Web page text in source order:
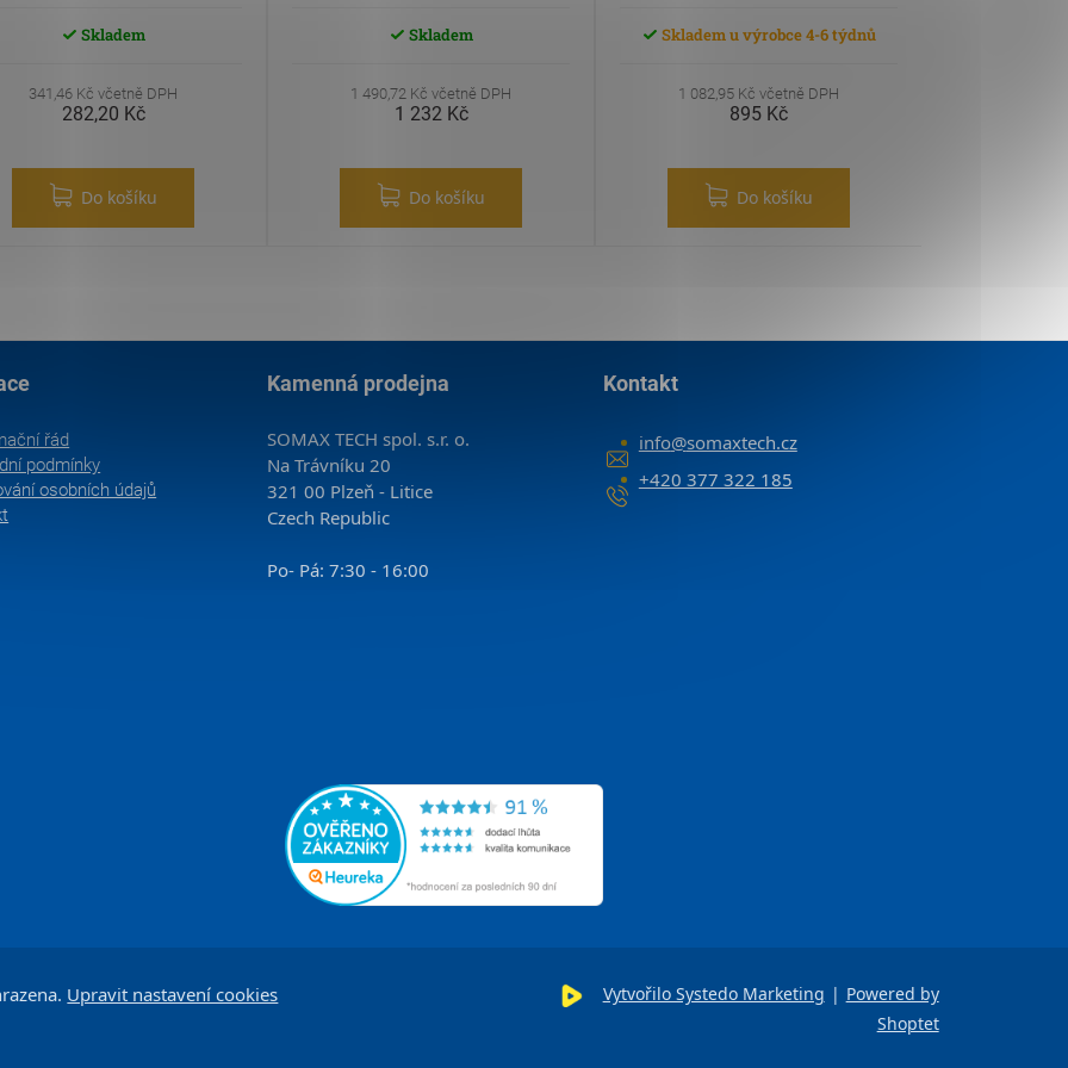
Skladem
341,46 Kč včetně DPH
282,20 Kč
Do košíku
Skladem
1 490,72 Kč včetně DPH
1 232 Kč
Do košíku
Skladem u výrobce 4-6 týdnů
1 082,95 Kč včetně DPH
895 Kč
Do košíku
řád
podmínky
osobních údajů
Kamenná prodejna
SOMAX TECH spol. s.r. o.
Na Trávníku 20
321 00 Plzeň - Litice
Czech Republic
Po- Pá: 7:30 - 16:00
Kontakt
info@somaxtech.cz
+420 377 322 185
Vytvořilo Systedo Marketing | Powered by
Shoptet
Upravit nastavení cookies